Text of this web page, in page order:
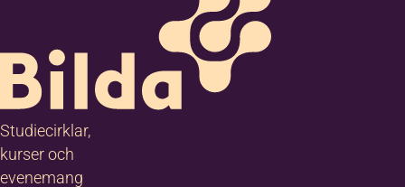
Studiecirklar,
kurser och
evenemang